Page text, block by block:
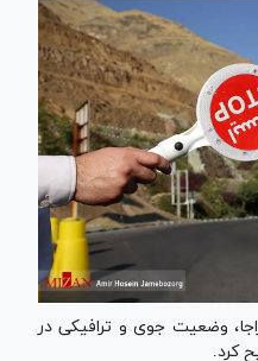
وضعیت جوی و ترافیکی در